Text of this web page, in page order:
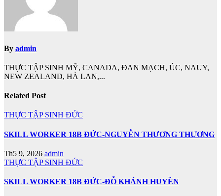
By admin
THỰC TẬP SINH MỸ, CANADA, ĐAN MẠCH, ÚC, NAUY,
NEW ZEALAND, HÀ LAN,...
Related Post
THỰC TẬP SINH ĐỨC
SKILL WORKER 18B ĐỨC-NGUYỄN THƯƠNG THƯƠNG
Th5 9, 2026 admin
THỰC TẬP SINH ĐỨC
SKILL WORKER 18B ĐỨC-ĐỖ KHÁNH HUYỀN